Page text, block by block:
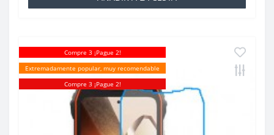
Compre 3 ¡Pague 2!
Extremadamente popular, muy recomendable
Compre 3 ¡Pague 2!